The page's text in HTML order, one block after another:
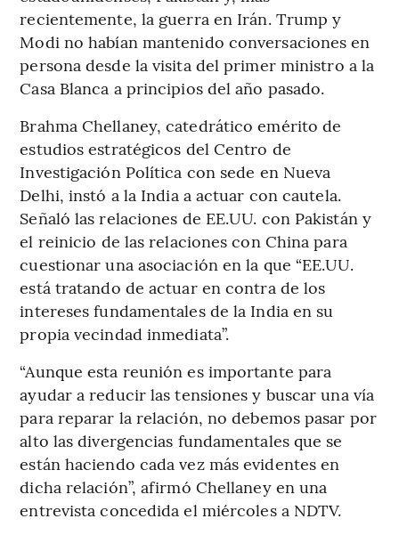
recientemente, la guerra en Irán. Trump y
Modi no habían mantenido conversaciones en
persona desde la visita del primer ministro a la
Casa Blanca a principios del año pasado.
Brahma Chellaney, catedrático emérito de
estudios estratégicos del Centro de
Investigación Política con sede en Nueva
Delhi, instó a la India a actuar con cautela.
Señaló las relaciones de EE.UU. con Pakistán y
el reinicio de las relaciones con China para
cuestionar una asociación en la que “EE.UU.
está tratando de actuar en contra de los
intereses fundamentales de la India en su
propia vecindad inmediata”.
“Aunque esta reunión es importante para
ayudar a reducir las tensiones y buscar una vía
para reparar la relación, no debemos pasar por
alto las divergencias fundamentales que se
están haciendo cada vez más evidentes en
dicha relación”, afirmó Chellaney en una
entrevista concedida el miércoles a NDTV.